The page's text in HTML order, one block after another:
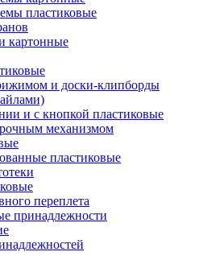
пластиковые
картонные
и доски-клипборды
и с кнопкой пластиковые
механизмом
пластиковые
переплета
принадлежности